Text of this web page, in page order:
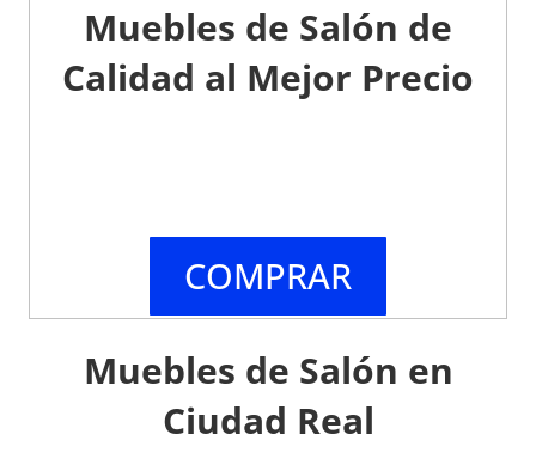
Muebles de Salón de
Calidad al Mejor Precio
COMPRAR
Muebles de Salón en
Ciudad Real